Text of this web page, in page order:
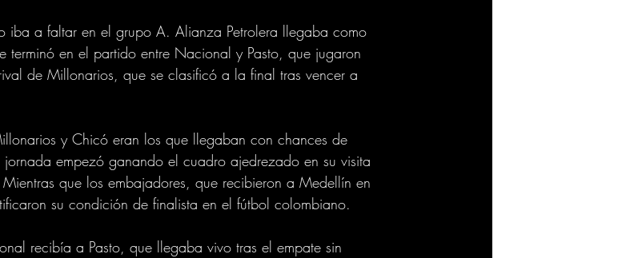
iba a faltar en el grupo A. Alianza Petrolera llegaba como
terminó en el partido entre Nacional y Pasto, que jugaron
de Millonarios, que se clasificó a la final tras vencer a
y Chicó eran los que llegaban con chances de
empezó ganando el cuadro ajedrezado en su visita
que los embajadores, que recibieron a Medellín en
su condición de finalista en el fútbol colombiano.
recibía a Pasto, que llegaba vivo tras el empate sin